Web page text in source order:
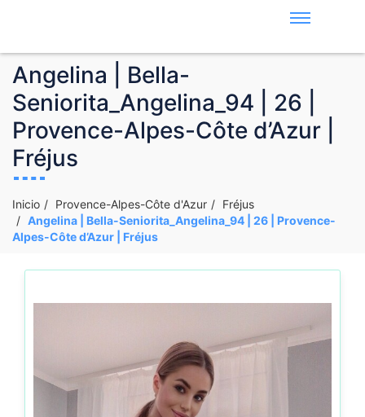
Angelina | Bella-
Seniorita_Angelina_94 | 26 |
Provence-Alpes-Côte d’Azur |
Fréjus
Inicio Provence-Alpes-Côte d'Azur
Fréjus
Angelina | Bella-Seniorita_Angelina_94 | 26 | Provence-
Alpes-Côte d’Azur | Fréjus